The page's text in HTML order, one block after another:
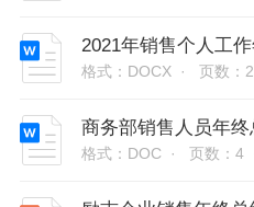
2021年销售个人工
格式：DOCX · 页数：
商务部销售人员年终
格式：DOC · 页数：4